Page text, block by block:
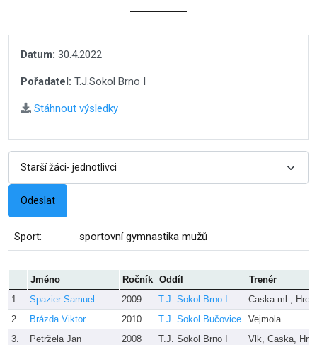
Datum: 30.4.2022
Pořadatel: T.J.Sokol Brno I
Stáhnout výsledky
Sport: sportovní gymnastika mužů
Jméno Ročník Oddíl
Trenér
1.
Spazier Samuel 2009 T.J. Sokol Brno I
Caska ml., Hron
2.
Brázda Viktor 2010 T.J. Sokol Bučovice
Vejmola
3.
Petržela Jan 2008 T.J. Sokol Brno I
Vlk, Caska,